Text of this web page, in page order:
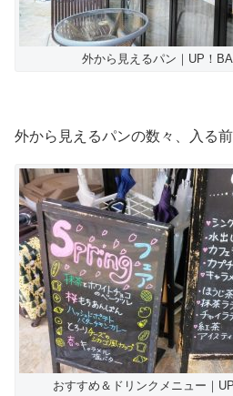
外から見えるパン｜UP！
外から見えるパンの数々、入る
おすすめ＆ドリンクメニュー｜